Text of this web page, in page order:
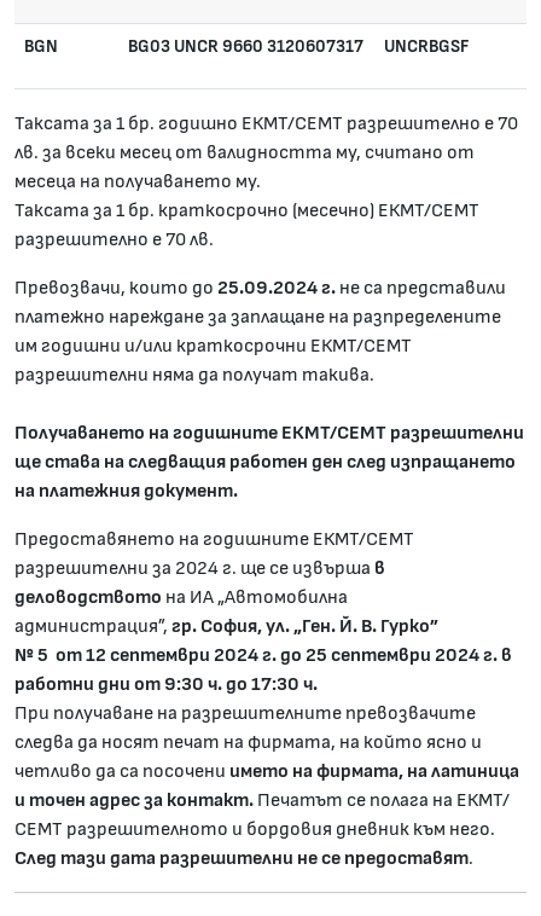
BGN BG03 UNCR 9660 3120607317 UNCRBGSF
Таксата за 1 бр. годишно ЕКМТ/СЕМТ разрешително е 70
лв. за всеки месец от валидността му, считано от
месеца на получаването му.
Таксата за 1 бр. краткосрочно (месечно) ЕКМТ/СЕМТ
разрешително е 70 лв.
Превозвачи, които до 25.09.2024г. не са представили
платежно нареждане за заплащане на разпределените
им годишни и/или краткосрочни ЕКМТ/СЕМТ
разрешителни няма да получат такива.
Получаването на годишните ЕКМТ/СЕМТ разрешителни
ще става на следващия работен ден след изпращането
на платежния документ.
Предоставянето на годишните ЕКМТ/СЕМТ
разрешителни за 2024 г. ще се извърша в
деловодството на ИА „Автомобилна
администрация”, гр. София, ул. „Ген. Й. В. Гурко”
№ 5 от 12 септември 2024г. до 25 септември 2024г. в
работни дни от 9:30 ч. до 17:30 ч.
При получаване на разрешителните превозвачите
следва да носят печат на фирмата, на който ясно и
четливо да са посочени името на фирмата, на латиница
и точен адрес за контакт. Печатът се полага на ЕКМТ/
СЕМТ разрешителното и бордовия дневник към него.
След тази дата разрешителни не се предоставят.